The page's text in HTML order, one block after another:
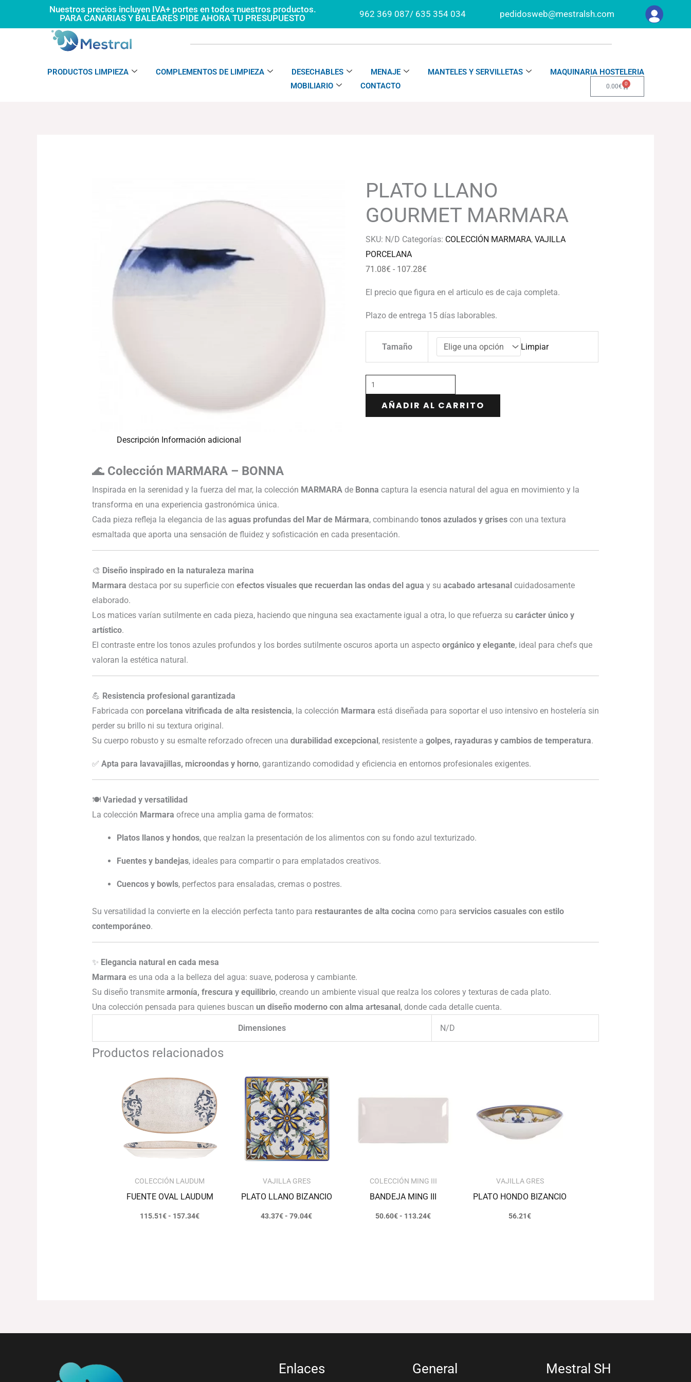
Nuestros precios incluyen IVA+ portes en todos nuestros productos.
PARA CANARIAS Y BALEARES PIDE AHORA TU PRESUPUESTO
962 369 087/ 635 354 034 pedidosweb@mestralsh.com
PRODUCTOS LIMPIEZA COMPLEMENTOS DE LIMPIEZA DESECHABLES MENAJE MANTELES Y SERVILLETAS
MAQUINARIA HOSTELERIA
MOBILIARIO
CONTACTO 0.00€ 0
Carrito
PLATO LLANO
GOURMET MARMARA
SKU: N/D Categorías: COLECCIÓN MARMARA,VAJILLA
PORCELANA
71.08€ - 107.28€
desde
hasta
El precio que figura en el articulo es de caja completa.
Plazo de entrega 15 días laborables.
Tamaño Limpiar
MARMARA
AÑADIR AL CARRITO
Descripción Información adicional
🌊 Colección MARMARA – BONNA
Inspirada en la serenidad y la fuerza del mar, la colección MARMARA de Bonna captura la esencia natural del agua en movimiento y la
transforma en una experiencia gastronómica única.
Cada pieza refleja la elegancia de las aguas profundas del Mar de Mármara, combinando tonos azulados y grisescon una textura
esmaltada que aporta una sensación de fluidez y sofisticación en cada presentación.
🎨 Diseño inspirado en la naturaleza marina
Marmara destaca por su superficie con efectos visuales que recuerdan las ondas del agua y su acabado artesanalcuidadosamente
elaborado.
Los matices varían sutilmente en cada pieza, haciendo que ninguna sea exactamente igual a otra, lo que refuerza su carácter único y
artístico.
El contraste entre los tonos azules profundos y los bordes sutilmente oscuros aporta un aspecto orgánico y elegante, ideal para chefs que
valoran la estética natural.
💪 Resistencia profesional garantizada
Fabricada con porcelana vitrificada de alta resistencia, la colección Marmara está diseñada para soportar el uso intensivo en hostelería sin
perder su brillo ni su textura original.
Su cuerpo robusto y su esmalte reforzado ofrecen una durabilidad excepcional, resistente a golpes, rayaduras y cambios de temperatura.
✅ Apta para lavavajillas, microondas y horno, garantizando comodidad y eficiencia en entornos profesionales exigentes.
🍽️ Variedad y versatilidad
La colección Marmara ofrece una amplia gama de formatos:
Platos llanos y hondos, que realzan la presentación de los alimentos con su fondo azul texturizado.
Fuentes y bandejas, ideales para compartir o para emplatados creativos.
Cuencos y bowls, perfectos para ensaladas, cremas o postres.
Su versatilidad la convierte en la elección perfecta tanto para restaurantes de alta cocina como para servicios casuales con estilo
contemporáneo.
✨ Elegancia natural en cada mesa
Marmara es una oda a la belleza del agua: suave, poderosa y cambiante.
Su diseño transmite armonía, frescura y equilibrio, creando un ambiente visual que realza los colores y texturas de cada plato.
Una colección pensada para quienes buscan un diseño moderno con alma artesanal, donde cada detalle cuenta.
Dimensiones N/D
Productos relacionados
COLECCIÓN LAUDUM
FUENTE OVAL LAUDUM
115.51€- 157.34€
precios:
desde
115.51€
hasta
157.34€
VAJILLA GRES
PLATO LLANO BIZANCIO
43.37€- 79.04€
de
precios:
desde
43.37€
hasta
79.04€
COLECCIÓN MING III
BANDEJA MING III
50.60€- 113.24€
desde
50.60€
hasta
VAJILLA GRES
PLATO HONDO BIZANCIO
56.21€
Enlaces General Mestral SH